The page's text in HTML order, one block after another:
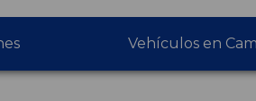
Vehículos en